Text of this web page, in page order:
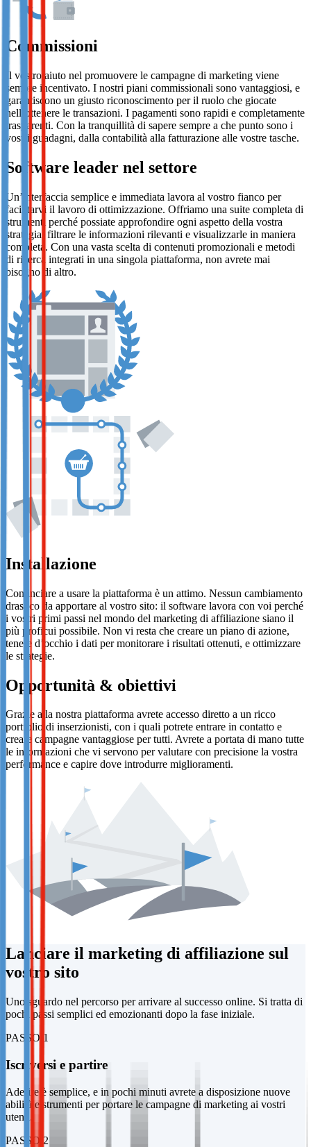
Commissioni
Il vostro aiuto nel promuovere le campagne di marketing viene
sempre incentivato. I nostri piani commissionali sono vantaggiosi, e
garantiscono un giusto riconoscimento per il ruolo che giocate
nell’ottenere le transazioni. I pagamenti sono rapidi e completamente
trasparenti. Con la tranquillità di sapere sempre a che punto sono i
vostri guadagni, dalla contabilità alla fatturazione alle vostre tasche.
Software leader nel settore
Un’interfaccia semplice e immediata lavora al vostro fianco per
facilitarvi il lavoro di ottimizzazione. Offriamo una suite completa di
strumenti perché possiate approfondire ogni aspetto della vostra
strategia, filtrare le informazioni rilevanti e visualizzarle in maniera
completa. Con una vasta scelta di contenuti promozionali e metodi
di ricerca integrati in una singola piattaforma, non avrete mai
bisogno di altro.
Installazione
Cominciare a usare la piattaforma è un attimo. Nessun cambiamento
drastico da apportare al vostro sito: il software lavora con voi perché
i vostri primi passi nel mondo del marketing di affiliazione siano il
più proficui possibile. Non vi resta che creare un piano di azione,
tenere d’occhio i dati per monitorare i risultati ottenuti, e ottimizzare
le strategie.
Opportunità & obiettivi
Grazie alla nostra piattaforma avrete accesso diretto a un ricco
portfolio di inserzionisti, con i quali potrete entrare in contatto e
creare campagne vantaggiose per tutti. Avrete a portata di mano tutte
le informazioni che vi servono per valutare con precisione la vostra
performance e capire dove introdurre miglioramenti.
Lanciare il marketing di affiliazione sul
vostro sito
Uno sguardo nel percorso per arrivare al successo online. Si tratta di
pochi passi semplici ed emozionanti dopo la fase iniziale.
PASSO 1
Iscriversi e partire
Aderire è semplice, e in pochi minuti avrete a disposizione nuove
abilità e strumenti per portare le campagne di marketing ai vostri
utenti.
PASSO 2